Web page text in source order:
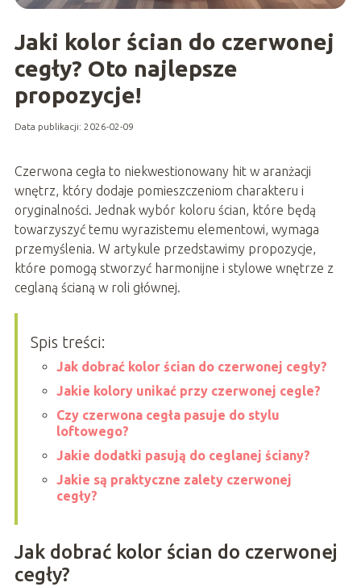
Jaki kolor ścian do czerwonej
cegły? Oto najlepsze
propozycje!
Data publikacji: 2026-02-09
Czerwona cegła to niekwestionowany hit w aranżacji
wnętrz, który dodaje pomieszczeniom charakteru i
oryginalności. Jednak wybór koloru ścian, które będą
towarzyszyć temu wyrazistemu elementowi, wymaga
przemyślenia. W artykule przedstawimy propozycje,
które pomogą stworzyć harmonijne i stylowe wnętrze z
ceglaną ścianą w roli głównej.
Spis treści:
Jak dobrać kolor ścian do czerwonej cegły?
Jakie kolory unikać przy czerwonej cegle?
Czy czerwona cegła pasuje do stylu
loftowego?
Jakie dodatki pasują do ceglanej ściany?
Jakie są praktyczne zalety czerwonej
cegły?
Jak dobrać kolor ścian do czerwonej
cegły?